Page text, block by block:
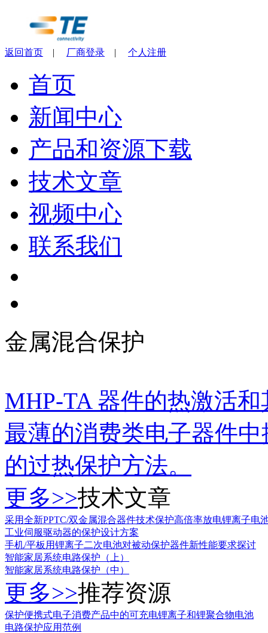
返回首页 | 厂商登录 | 个人注册
首页
新闻中心
产品和资源下载
技术文章
视频中心
联系我们
金属混合保护
MHP-TA 器件的热激活
最薄的消费类电子器件
的过热保护方法。
更多>>技术文章
采用全新PPTC/双金属混合器件技术保护高倍率放电锂离子电
工业伺服驱动器的保护设计方案
手机/平板用锂离子二次电池对被动保护器件新性能要求探讨
智能家居系统电路保护（上）
智能家居系统电路保护（中）
更多>>推荐资源
保护便携式电子消费产品中的可充电锂离子和锂聚合物电池
电路保护应用范例